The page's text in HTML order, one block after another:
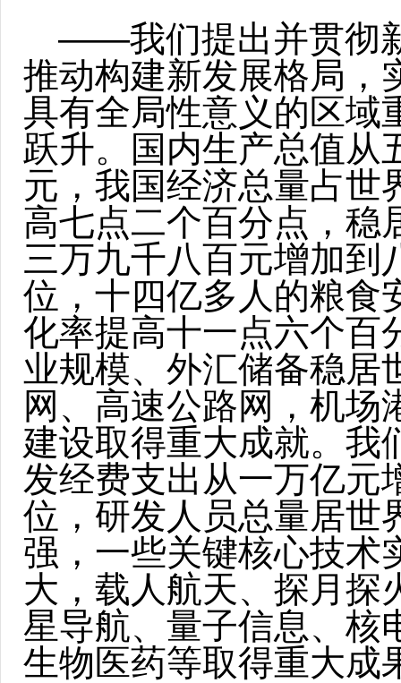
——我们提出并贯彻
推动构建新发展格局，
具有全局性意义的区域
跃升。国内生产总值从
元，我国经济总量占世
高七点二个百分点，稳
三万九千八百元增加到
位，十四亿多人的粮食
化率提高十一点六个百
业规模、外汇储备稳居
网、高速公路网，机场
建设取得重大成就。我
发经费支出从一万亿元
位，研发人员总量居世
强，一些关键核心技术
大，载人航天、探月探
星导航、量子信息、核
生物医药等取得重大成